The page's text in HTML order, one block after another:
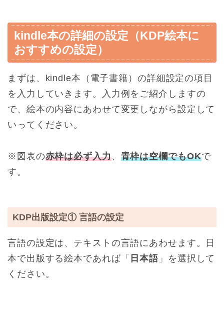
kindle本の詳細の設定（KDP絵本に
おすすめの設定）
まずは、kindle本（電子書籍）の詳細設定の項目
を入力していきます。入力例をご紹介しますの
で、絵本の内容にあわせて変更しながら設定して
いってください。
※図表の赤枠は必ず入力、 青枠は空欄でもOKで
す。
KDP出版設定① 言語の設定
言語の設定は、テキストの言語にあわせます。日
本で出版する絵本であれば「 日本語 」を選択して
ください。